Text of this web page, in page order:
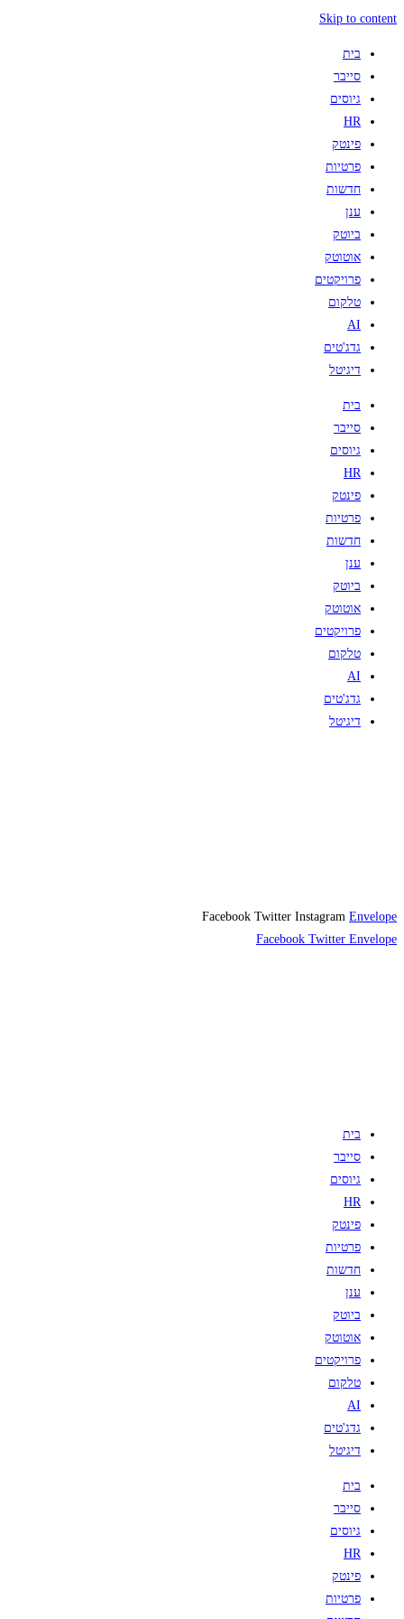
Skip to content
בית
סייבר
גיוסים
HR
פינטק
פרטיות
חדשות
ענן
ביוטק
אוטוטק
פרויקטים
טלקום
AI
גדג'טים
דיגיטל
בית
סייבר
גיוסים
HR
פינטק
פרטיות
חדשות
ענן
ביוטק
אוטוטק
פרויקטים
טלקום
AI
גדג'טים
דיגיטל
Facebook Twitter Instagram Envelope
Facebook Twitter Envelope
בית
סייבר
גיוסים
HR
פינטק
פרטיות
חדשות
ענן
ביוטק
אוטוטק
פרויקטים
טלקום
AI
גדג'טים
דיגיטל
בית
סייבר
גיוסים
HR
פינטק
פרטיות